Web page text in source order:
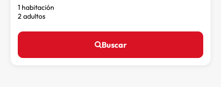
1 habitación
2 adultos
Buscar